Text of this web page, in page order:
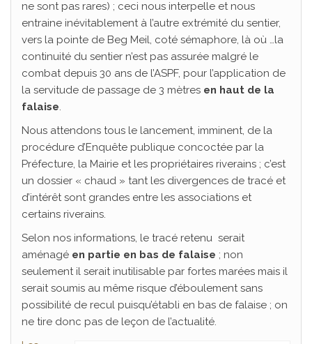
ne sont pas rares) ; ceci nous interpelle et nous
entraine inévitablement à l’autre extrémité du sentier,
vers la pointe de Beg Meil, coté sémaphore, là où …la
continuité du sentier n’est pas assurée malgré le
combat depuis 30 ans de l’ASPF, pour l’application de
la servitude de passage de 3 mètres en haut de la
falaise.
Nous attendons tous le lancement, imminent, de la
procédure d’Enquête publique concoctée par la
Préfecture, la Mairie et les propriétaires riverains ; c’est
un dossier « chaud » tant les divergences de tracé et
d’intérêt sont grandes entre les associations et
certains riverains.
Selon nos informations, le tracé retenu serait
aménagé en partie en bas de falaise ; non
seulement il serait inutilisable par fortes marées mais il
serait soumis au même risque d’éboulement sans
possibilité de recul puisqu’établi en bas de falaise ; on
ne tire donc pas de leçon de l’actualité.